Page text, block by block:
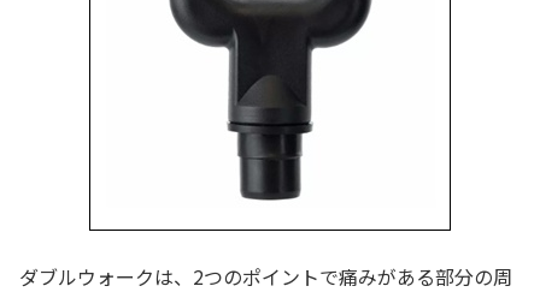
ダブルウォークは、2つのポイントで痛みがある部分の周